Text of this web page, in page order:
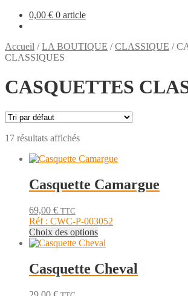
0,00 € 0 article
Accueil /LA BOUTIQUE /CLASSIQUE /
CLASSIQUES
CASQUETTES
17 résultats affichés
Casquette Camargue
69,00 € TTC
Réf : CWC-P-003052
Choix des optionsCe
produit
plusieurs
variations.
Casquette Cheval